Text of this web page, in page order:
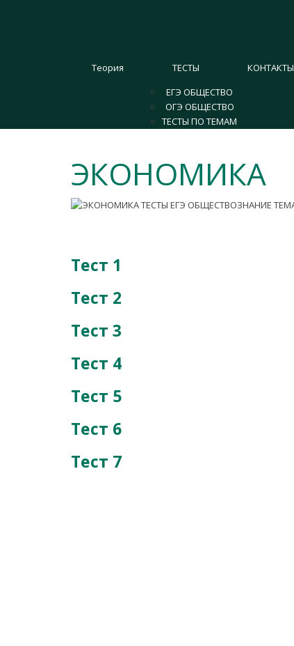
Теория
ТЕСТЫ
ЕГЭ ОБЩЕСТВО
ОГЭ ОБЩЕСТВО
ТЕСТЫ ПО ТЕМАМ
КОНТАКТЫ
ЭКОНОМИКА
Тест 1
Тест 2
Тест 3
Тест 4
Тест 5
Тест 6
Тест 7